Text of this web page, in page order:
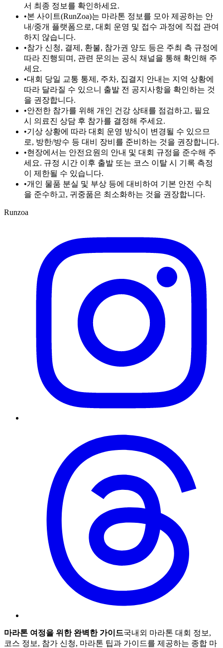
서 최종 정보를 확인하세요.
•본 사이트(RunZoa)는 마라톤 정보를 모아 제공하는 안
내/중개 플랫폼으로, 대회 운영 및 접수 과정에 직접 관여
하지 않습니다.
•참가 신청, 결제, 환불, 참가권 양도 등은 주최 측 규정에
따라 진행되며, 관련 문의는 공식 채널을 통해 확인해 주
세요.
•대회 당일 교통 통제, 주차, 집결지 안내는 지역 상황에
따라 달라질 수 있으니 출발 전 공지사항을 확인하는 것
을 권장합니다.
•안전한 참가를 위해 개인 건강 상태를 점검하고, 필요
시 의료진 상담 후 참가를 결정해 주세요.
•기상 상황에 따라 대회 운영 방식이 변경될 수 있으므
로, 방한/방수 등 대비 장비를 준비하는 것을 권장합니다.
•현장에서는 안전요원의 안내 및 대회 규정을 준수해 주
세요. 규정 시간 이후 출발 또는 코스 이탈 시 기록 측정
이 제한될 수 있습니다.
•개인 물품 분실 및 부상 등에 대비하여 기본 안전 수칙
을 준수하고, 귀중품은 최소화하는 것을 권장합니다.
Runzoa
마라톤 여정을 위한 완벽한 가이드국내외 마라톤 대회 정보,
코스 정보, 참가 신청, 마라톤 팁과 가이드를 제공하는 종합 마